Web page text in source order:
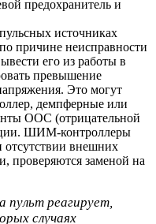
предохранитель и
источниках
причине неисправности
его из работы в
превышение
Это могут
демпферные или
ООС (отрицательной
ШИМ-контроллеры
внешних
проверяются заменой на
пульт реагирует,
случаях